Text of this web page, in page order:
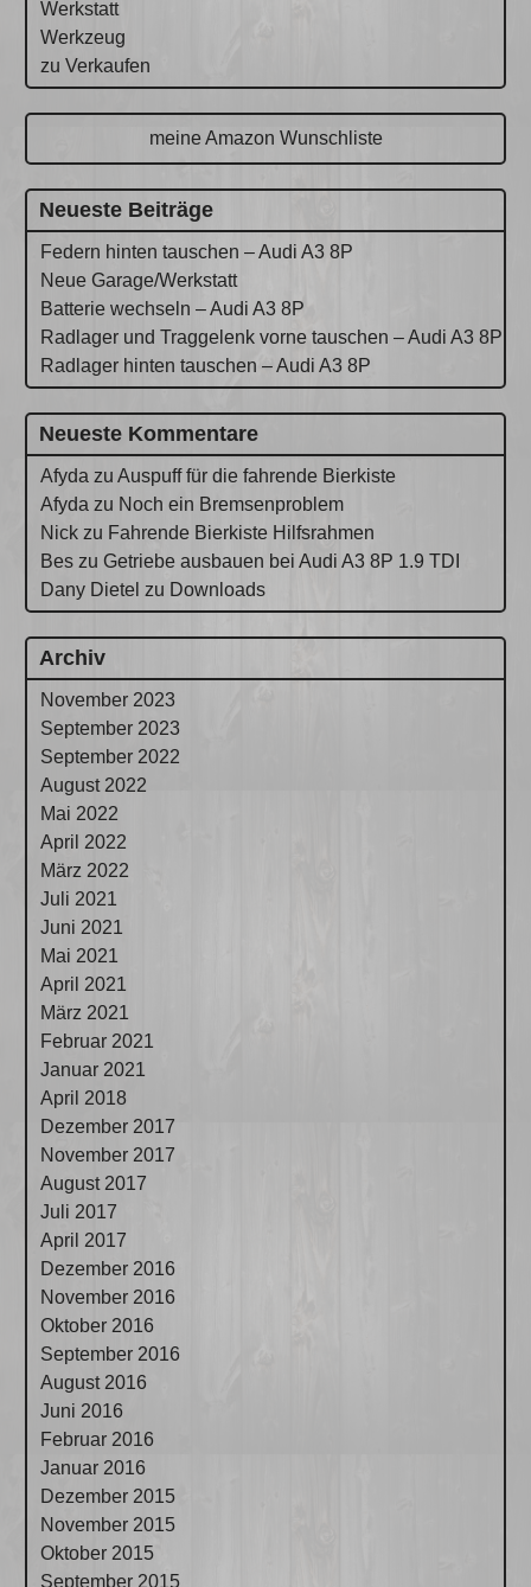
Werkstatt
Werkzeug
zu Verkaufen
meine Amazon Wunschliste
Neueste Beiträge
Federn hinten tauschen – Audi A3 8P
Neue Garage/Werkstatt
Batterie wechseln – Audi A3 8P
Radlager und Traggelenk vorne tauschen – Audi A3 8P
Radlager hinten tauschen – Audi A3 8P
Neueste Kommentare
Afyda zuAuspuff für die fahrende Bierkiste
Afyda zu Noch ein Bremsenproblem
Nick zu Fahrende Bierkiste Hilfsrahmen
Bes zuGetriebe ausbauen bei Audi A3 8P 1.9 TDI
Dany Dietel zu Downloads
Archiv
November 2023
September 2023
September 2022
August 2022
Mai 2022
April 2022
März 2022
Juli 2021
Juni 2021
Mai 2021
April 2021
März 2021
Februar 2021
Januar 2021
April 2018
Dezember 2017
November 2017
August 2017
Juli 2017
April 2017
Dezember 2016
November 2016
Oktober 2016
September 2016
August 2016
Juni 2016
Februar 2016
Januar 2016
Dezember 2015
November 2015
Oktober 2015
September 2015